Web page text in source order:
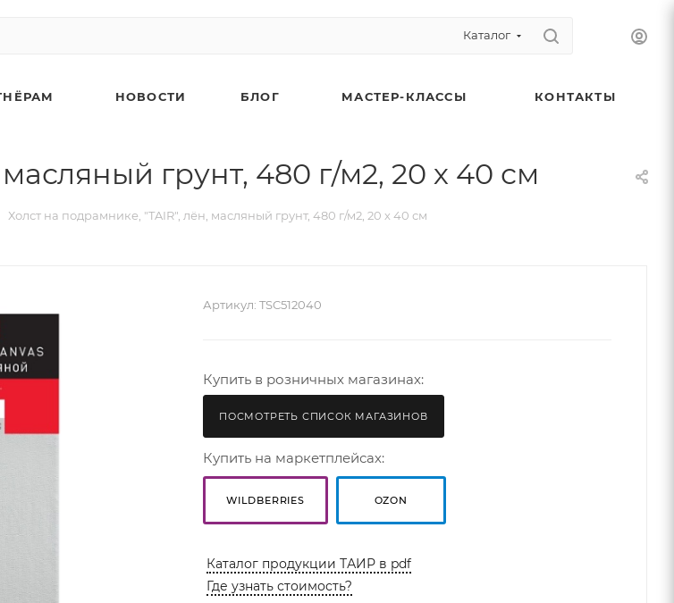
Каталог
НОВОСТИ БЛОГ МАСТЕР-КЛАССЫ КОНТАКТЫ
грунт, 480 г/м2, 20 х 40 см
Холст на подрамнике, "TAIR", лён, масляный грунт, 480 г/м2, 20 х 40 см
Артикул: TSC512040
Купить в розничных магазинах:
ПОСМОТРЕТЬ СПИСОК МАГАЗИНОВ
Купить на маркетплейсах:
WILDBERRIES OZON
Каталог продукции ТАИР в pdf
Где узнать стоимость?